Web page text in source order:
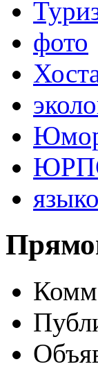
фото